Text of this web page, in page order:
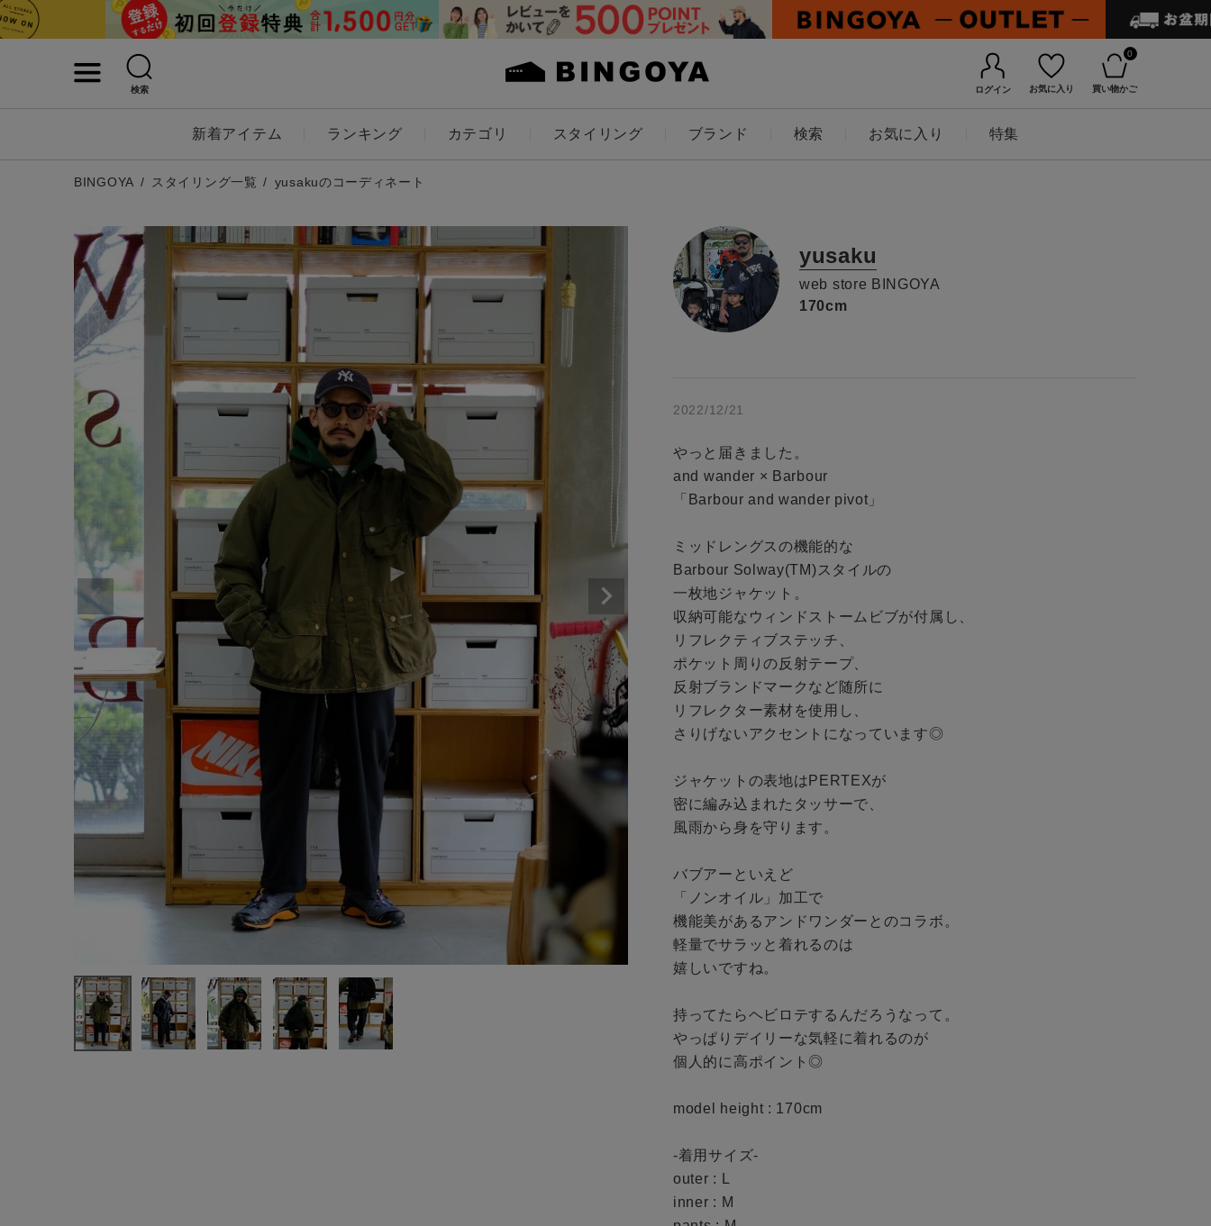
検索 ログイン お気に入り
0
買い物かご
新着アイテム ランキング カテゴリ スタイリング ブランド 検索 お気に入り 特集
ゲスト
ログイン / マイページ
お気に入りアイテム
新規会員登録
アイテムを探す
ブランドから探す
WEB限定アイテムを探す
履き比べ可能商品から探す
お知らせ・ご利用ガイド
お知らせ
ご利用ガイド
ギフトラッピング
お問い合わせ
BINGOYA
キーワード
性別
MENS LADIES
カテゴリ
サイズ
ブランド
通常商品
在庫あり 在庫なし含む
この条件で絞り込む
BINGOYA スタイリング一覧 yusakuのコーディネート
yusaku
web store BINGOYA
170cm
2022/12/21
やっと届きました。
and wander × Barbour
「Barbour and wander pivot」
ミッドレングスの機能的な
Barbour Solway(TM)スタイルの
一枚地ジャケット。
収納可能なウィンドストームビブが付属し、
リフレクティブステッチ、
ポケット周りの反射テープ、
反射ブランドマークなど随所に
リフレクター素材を使用し、
さりげないアクセントになっています◎
ジャケットの表地はPERTEXが
密に編み込まれたタッサーで、
風雨から身を守ります。
バブアーといえど
「ノンオイル」加工で
機能美があるアンドワンダーとのコラボ。
軽量でサラッと着れるのは
嬉しいですね。
持ってたらヘビロテするんだろうなって。
やっぱりデイリーな気軽に着れるのが
個人的に高ポイント◎
model height : 170cm
-着用サイズ-
outer : L
inner : M